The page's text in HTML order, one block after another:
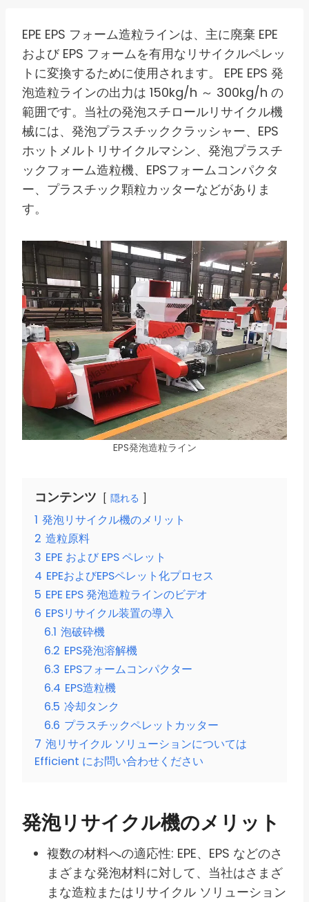
EPE EPS フォーム造粒ラインは、主に廃棄 EPE
および EPS フォームを有用なリサイクルペレッ
トに変換するために使用されます。 EPE EPS 発
泡造粒ラインの出力は 150kg/h ～ 300kg/h の
範囲です。当社の発泡スチロールリサイクル機
械には、発泡プラスチッククラッシャー、EPS
ホットメルトリサイクルマシン、発泡プラスチ
ックフォーム造粒機、EPSフォームコンパクタ
ー、プラスチック顆粒カッターなどがありま
す。
EPS発泡造粒ライン
コンテンツ 隠れる
1 発泡リサイクル機のメリット
2 造粒原料
3 EPE および EPS ペレット
4 EPEおよびEPSペレット化プロセス
5 EPE EPS 発泡造粒ラインのビデオ
6 EPSリサイクル装置の導入
6.1 泡破砕機
6.2 EPS発泡溶解機
6.3 EPSフォームコンパクター
6.4 EPS造粒機
6.5 冷却タンク
6.6 プラスチックペレットカッター
7 泡リサイクル ソリューションについては
Efficient にお問い合わせください
発泡リサイクル機のメリット
複数の材料への適応性: EPE、EPS などのさ
まざまな発泡材料に対して、当社はさまざ
まな造粒またはリサイクル ソリューション